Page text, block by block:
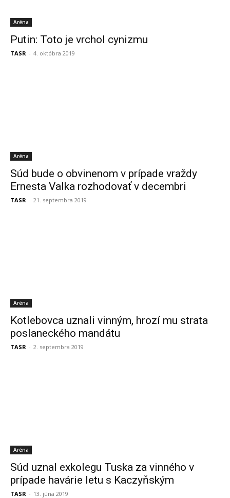
Aréna
Putin: Toto je vrchol cynizmu
TASR - 4. októbra 2019
Aréna
Súd bude o obvinenom v prípade vraždy
Ernesta Valka rozhodovať v decembri
TASR - 21. septembra 2019
Aréna
Kotlebovca uznali vinným, hrozí mu strata
poslaneckého mandátu
TASR - 2. septembra 2019
Aréna
Súd uznal exkolegu Tuska za vinného v
prípade havárie letu s Kaczyňským
TASR - 13. júna 2019